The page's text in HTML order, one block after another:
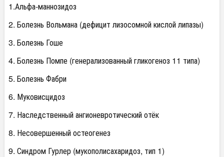
1.Альфа-маннозидоз
2. Болезнь Вольмана (дефицит лизосомной кислой липазы)
3. Болезнь Гоше
4. Болезнь Помпе (генерализованный гликогеноз 11 типа)
5. Болезнь Фабри
6. Муковисцидоз
7. Наследственный ангионевротический отёк
8. Несовершенный остеогенез
9. Синдром Гурлер (мукополисахаридоз, тип 1)